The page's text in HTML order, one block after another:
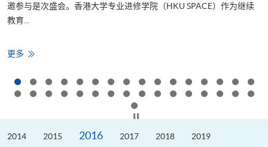
邀参与是次盛会。香港大学专业进修学院（HKU SPACE）作为继续
教育...
更多 香
港
学
专
业
学
出
2014 2015 2016 2017 2018
2019